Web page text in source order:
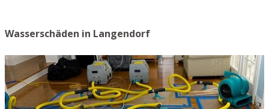
Wasserschäden in Langendorf